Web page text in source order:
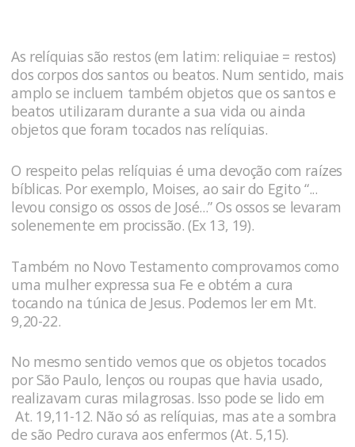
As relíquias são restos (em latim: reliquiae = restos)
dos corpos dos santos ou beatos. Num sentido, mais
amplo se incluem também objetos que os santos e
beatos utilizaram durante a sua vida ou ainda
objetos que foram tocados nas relíquias.
O respeito pelas relíquias é uma devoção com raízes
bíblicas. Por exemplo, Moises, ao sair do Egito “...
levou consigo os ossos de José...” Os ossos se levaram
solenemente em procissão. (Ex 13, 19).
Também no Novo Testamento comprovamos como
uma mulher expressa sua Fe e obtém a cura
tocando na túnica de Jesus. Podemos ler em Mt.
9,20-22.
No mesmo sentido vemos que os objetos tocados
por São Paulo, lenços ou roupas que havia usado,
realizavam curas milagrosas. Isso pode se lido em
At. 19,11-12. Não só as relíquias, mas ate a sombra
de são Pedro curava aos enfermos (At. 5,15).